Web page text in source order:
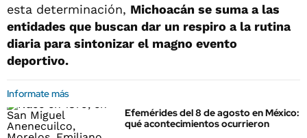
esta determinación, Michoacán se suma a las
entidades que buscan dar un respiro a la rutina
diaria para sintonizar el magno evento
deportivo.
Informate más
Efemérides del 8 de agosto en México:
qué acontecimientos ocurrieron